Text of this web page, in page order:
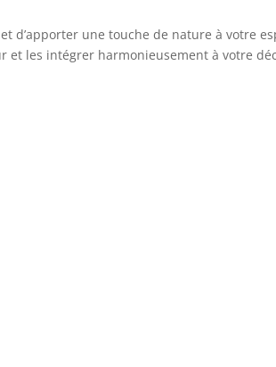
d’apporter une touche de nature à votre
les intégrer harmonieusement à votre